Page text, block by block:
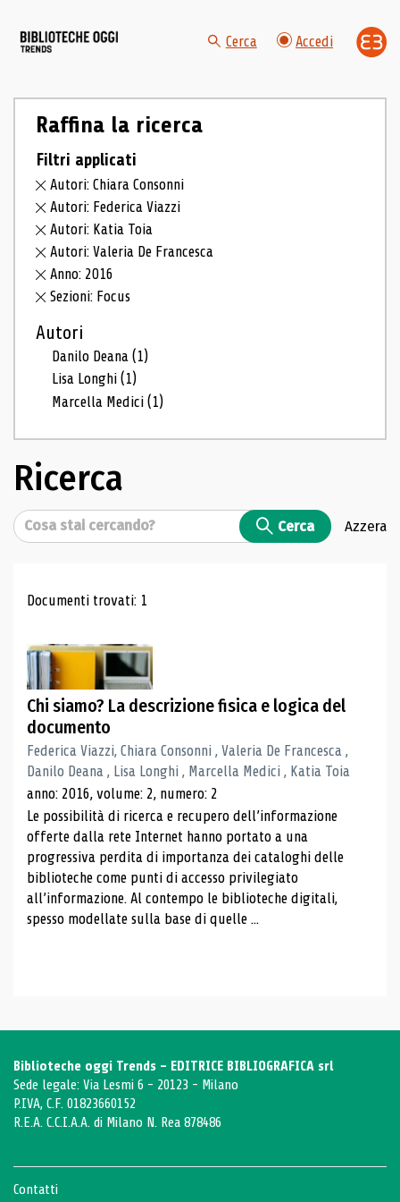
Cerca Accedi
Raffina la ricerca
Filtri applicati
Autori: Chiara Consonni
Autori: Federica Viazzi
Autori: Katia Toia
Autori: Valeria De Francesca
Anno: 2016
Sezioni: Focus
Autori
Danilo Deana(1)
Lisa Longhi(1)
Marcella Medici(1)
Ricerca
Cerca Cerca Azzera
Risultati di ricerca
Documenti trovati: 1
Chi siamo? La descrizione fisica e logica del
documento
Federica Viazzi, Chiara Consonni , Valeria De Francesca ,
Danilo Deana , Lisa Longhi , Marcella Medici , Katia Toia
anno: 2016, volume: 2, numero: 2
Le possibilità di ricerca e recupero dell’informazione
offerte dalla rete Internet hanno portato a una
progressiva perdita di importanza dei cataloghi delle
biblioteche come punti di accesso privilegiato
all’informazione. Al contempo le biblioteche digitali,
spesso modellate sulla base di quelle ...
Biblioteche oggi Trends - EDITRICE BIBLIOGRAFICA srl
Sede legale: Via Lesmi 6 - 20123 - Milano
P.IVA, C.F. 01823660152
R.E.A. C.C.I.A.A. di Milano N. Rea 878486
Contatti